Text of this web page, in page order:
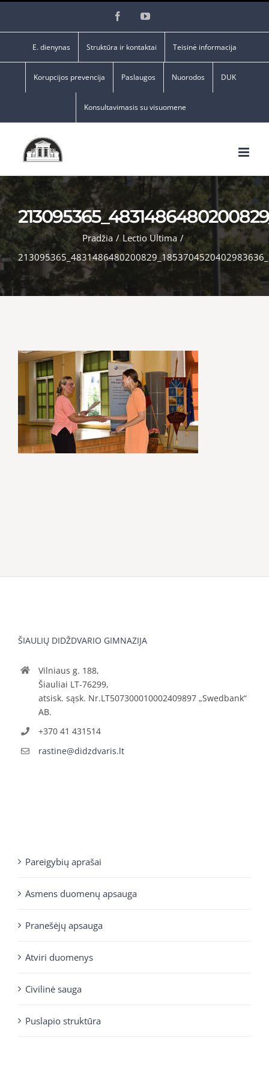
FacebookYouTube
E. dienynas Struktūra ir kontaktai Teisinė informacija
Korupcijos prevencija Paslaugos Nuorodos DUK
Konsultavimasis su visuomene
Pradžia / Lectio Ultima /
ŠIAULIŲ DIDŽDVARIO GIMNAZIJA
Vilniaus g. 188,
Šiauliai LT-76299,
atsisk. sąsk. Nr.LT507300010002409897 „Swedbank“
AB.
+370 41 431514
rastine@didzdvaris.lt
Pareigybių aprašai
Asmens duomenų apsauga
Pranešėjų apsauga
Atviri duomenys
Civilinė sauga
Puslapio struktūra